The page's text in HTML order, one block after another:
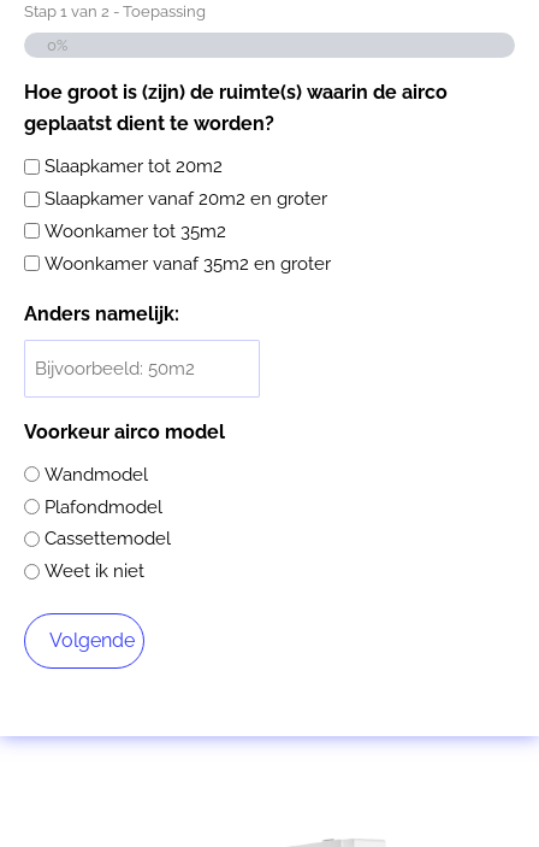
Stap 1 van 2 - Toepassing
0%
Hoe groot is (zijn) de ruimte(s) waarin de airco
geplaatst dient te worden?
Slaapkamer tot 20m2
Slaapkamer vanaf 20m2 en groter
Woonkamer tot 35m2
Woonkamer vanaf 35m2 en groter
Anders namelijk:
Voorkeur airco model
Wandmodel
Plafondmodel
Cassettemodel
Weet ik niet